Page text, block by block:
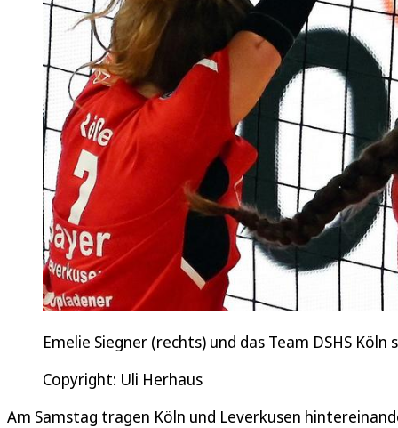
Emelie Siegner (rechts) und das Team DSHS
Copyright: Uli Herhaus
Am Samstag tragen Köln und Leverkusen